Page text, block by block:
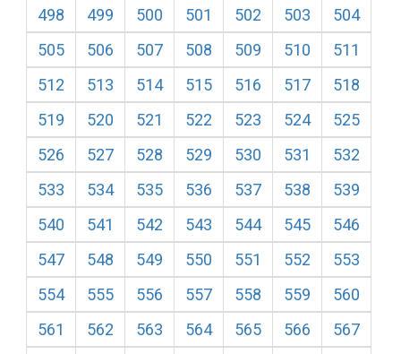
498 499 500 501 502 503
504
505
506 507 508 509 510
511
512
513 514 515 516 517
518
519
520 521 522 523 524
525
526
527 528 529 530 531
532
533
534 535 536 537 538
539
540
541 542 543 544 545
546
547
548 549 550 551 552
553
554
555 556 557 558 559
560
561
562 563 564 565 566
567